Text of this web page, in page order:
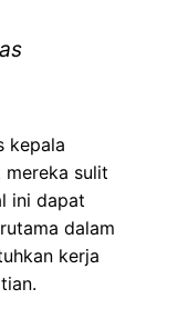
kepala
mereka sulit
ini dapat
dalam
kerja